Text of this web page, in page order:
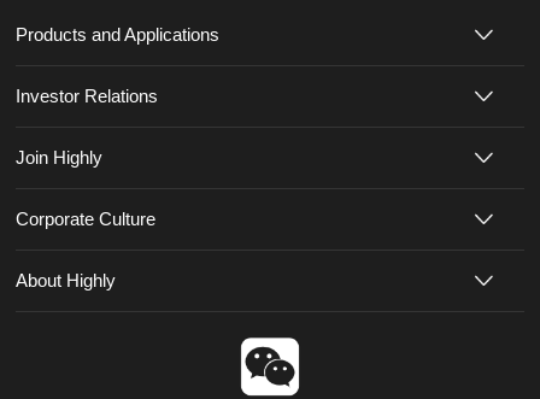
Products and Applications
Investor Relations
Join Highly
Corporate Culture
About Highly